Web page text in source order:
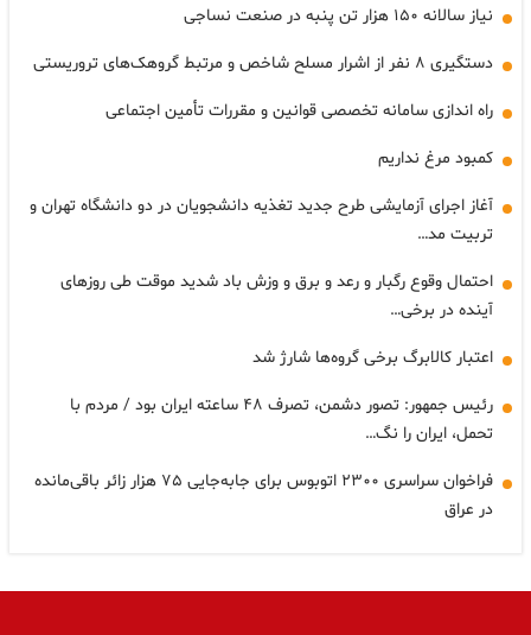
نیاز سالانه ۱۵۰ هزار تن پنبه در صنعت نساجی
دستگیری ۸ نفر از اشرار مسلح شاخص و مرتبط گروهک‌های تروریستی
راه اندازی سامانه تخصصی قوانین و مقررات تأمین اجتماعی
کمبود مرغ نداریم
آغاز اجرای آزمایشی طرح جدید تغذیه دانشجویان در دو دانشگاه تهران و
تربیت مد…
احتمال وقوع رگبار و رعد و برق و وزش باد شدید موقت طی روزهای
آینده در برخی…
اعتبار کالابرگ برخی گروه‌ها شارژ شد
رئیس جمهور: تصور دشمن، تصرف ۴۸ ساعته ایران بود / مردم با
تحمل، ایران را نگ…
فراخوان سراسری ۲۳۰۰ اتوبوس برای جابه‌جایی ۷۵ هزار زائر باقی‌مانده
در عراق